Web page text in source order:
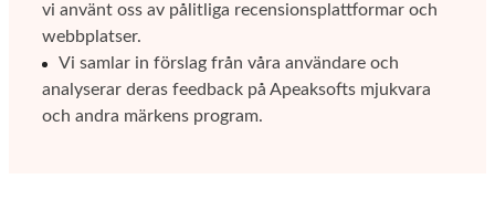
vi använt oss av pålitliga recensionsplattformar och
webbplatser.
Vi samlar in förslag från våra användare och
analyserar deras feedback på Apeaksofts mjukvara
och andra märkens program.